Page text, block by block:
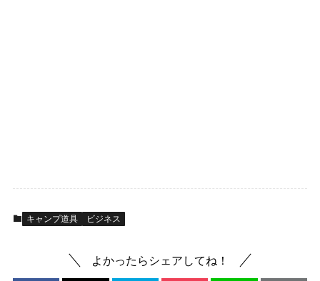
キャンプ道具 ビジネス
よかったらシェアしてね！